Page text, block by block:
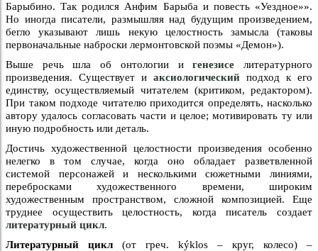
Барыбино. Так родился Анфим Барыба и повесть «Уездное»».
Но иногда писатели, размышляя над будущим произведением,
бегло указывают лишь некую целостность замысла (таковы
первоначальные наброски лермонтовской поэмы «Демон»).
Выше речь шла об онтологии игенезисе литературного
произведения. Существует и аксиологический подход к его
единству, осуществляемый читателем (критиком, редактором).
При таком подходе читателю приходится определять, насколько
автору удалось согласовать части и целое; мотивировать ту или
иную подробность или деталь.
Достичь художественной целостности произведения особенно
нелегко в том случае, когда оно обладает разветвленной
системой персонажей и несколькими сюжетными линиями,
перебросками художественного времени, широким
художественным пространством, сложной композицией. Еще
труднее осуществить целостность, когда писатель создает
литературный цикл.
Литературный цикл (от греч. kýklos – круг, колесо) –